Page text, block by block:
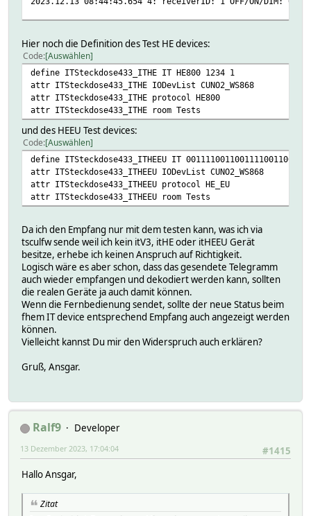
2023.12.13 08:15:38.349 4: TSCUL_Parse: PIG_WS433
2023.12.13 08:15:38.452 3: PIG_WS433 IT: message
2023.12.13 08:15:38.475 4: TSCUL_Parse: CUNO2_WS868
2023.12.13 08:15:39.899 4: TSCUL_Parse: PIG_WS433
2023.12.13 08:15:40.001 3: PIG_WS433 IT: message
2023.12.13 08:15:40.024 4: TSCUL_Parse: CUNO2_WS868
Version noansi HEEU
2023.12.13 08:44:48.272 4: TSCUL_Parse: PIG_WS433
2023.12.13 08:44:48.413 4: TSCUL_Parse: CUNO2_WS868
2023.12.13 08:44:48.417 4: PIG_WS433 IT: msgcode
2023.12.13 08:44:49.539 4: TSCUL_Parse: PIG_WS433
2023.12.13 08:44:49.642 4: PIG_WS433 IT: msgcode
2023.12.13 08:44:49.682 4: TSCUL_Parse: CUNO2_WS868
Hier noch die Definition des Test HE devices:
Code Auswählen
define ITSteckdose433_ITHE IT HE800 1234 1
attr ITSteckdose433_ITHE IODevList CUNO2_WS868
attr ITSteckdose433_ITHE protocol HE800
attr ITSteckdose433_ITHE room Tests
und des HEEU Test devices:
Code Auswählen
define ITSteckdose433_ITHEEU IT
attr ITSteckdose433_ITHEEU IODevList CUNO2_WS868
attr ITSteckdose433_ITHEEU protocol HE_EU
attr ITSteckdose433_ITHEEU room Tests
Da ich den Empfang nur mit dem testen kann, was ich via
tsculfw sende weil ich kein itV3, itHE oder itHEEU Gerät
besitze, erhebe ich keinen Anspruch auf Richtigkeit.
Logisch wäre es aber schon, dass das gesendete Telegramm
auch wieder empfangen und dekodiert werden kann, sollten
die realen Geräte ja auch damit können.
Wenn die Fernbedienung sendet, sollte der neue Status beim
fhem IT device entsprechend Empfang auch angezeigt werden
können.
Vielleicht kannst Du mir den Widerspruch auch erklären?
Gruß, Ansgar.
Ralf9
Developer
#1415
13 Dezember 2023, 17:04:04
Hallo Ansgar,
Zitat